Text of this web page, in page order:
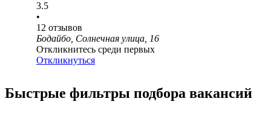
3.5
•
12 отзывов
Бодайбо, Солнечная улица, 16
Откликнитесь среди первых
Откликнуться
Быстрые фильтры подбора вакансий